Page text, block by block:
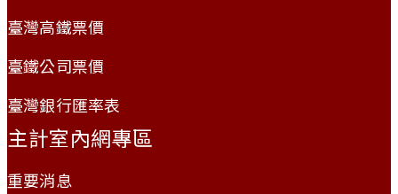
臺灣高鐵票價
臺鐵公司票價
臺灣銀行匯率表
主計室內網專區
重要消息